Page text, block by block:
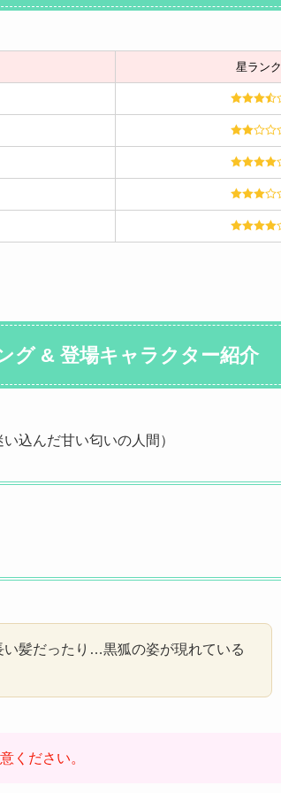
星ランク
グ & 登場キャラクター紹介
込んだ甘い匂いの人間）
髪だったり…黒狐の姿が現れている
ください。